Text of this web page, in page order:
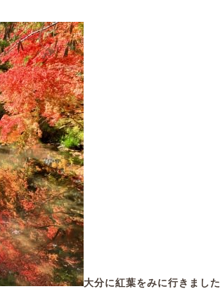
大分に紅葉をみに行きました